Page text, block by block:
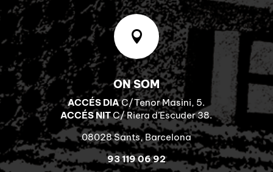

ON SOM
ACCÉS DIAC/Tenor Masini, 5.
ACCÉS NITC/ Riera d’Escuder 38.
08028 Sants, Barcelona
93 119 06 92